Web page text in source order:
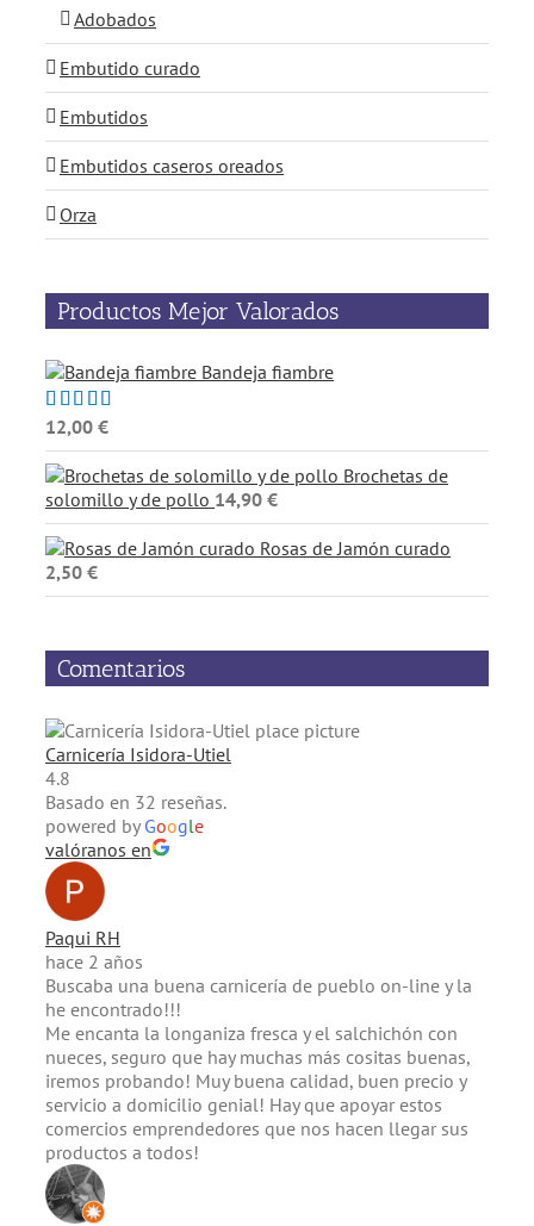
Adobados
Embutido curado
Embutidos
Embutidos caseros oreados
Orza
Productos Mejor Valorados
Bandeja fiambre
Valorado
con5.00de
5
12,00 €
Brochetas de
solomillo y de pollo 14,90 €
Rosas de Jamón curado
2,50 €
Comentarios
Carnicería Isidora-Utiel
4.8
Basado en 32 reseñas.
powered by Google
valóranos en
Paqui RH
hace 2 años
Buscaba una buena carnicería de pueblo on-line y la
he encontrado!!!
Me encanta la longaniza fresca y el salchichón con
nueces, seguro que hay muchas más cositas buenas,
iremos probando! Muy buena calidad, buen precio y
servicio a domicilio genial! Hay que apoyar estos
comercios emprendedores que nos hacen llegar sus
productos a todos!